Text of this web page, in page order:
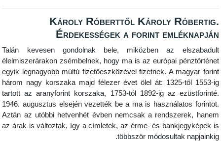
Károly Róberttől Károly
Érdekességek a forint
Talán kevesen gondolnak bele, miközben az
élelmiszerárakon zsémbelnek, hogy ma is az európai
egyik legnagyobb múltú fizetőeszközével fizetnek. A
három nagy korszaka majd félezer évet ölel át:
tartott az aranyforint korszaka, 1753-tól 1892-ig az
1946. augusztus elsején vezették be a ma is
Aztán az utóbbi hetvenhét évben nemcsak a
az árak is változtak, így a címletek, az érme- és
többször